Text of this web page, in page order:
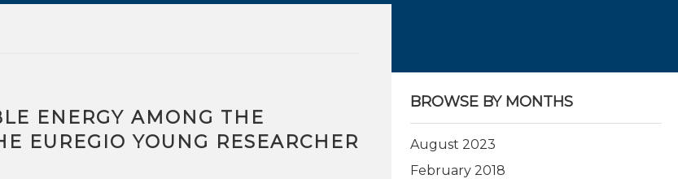
ENERGY AMONG THE
EUREGIO YOUNG RESEARCHER
BROWSE BY MONTHS
August 2023
February 2018